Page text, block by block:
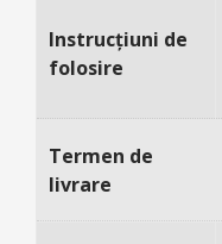
Instrucțiuni de
folosire
Termen de
livrare